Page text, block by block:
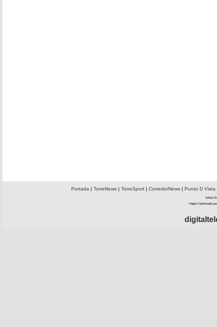
Portada | TorreNews| TorreSport| CorredorNews| Punto D Vista
©2010 El
Página Optimizada